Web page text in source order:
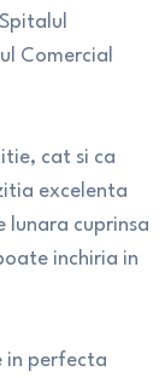
Comercial
cat si ca
excelenta
lunara cuprinsa
inchiria in
in perfecta